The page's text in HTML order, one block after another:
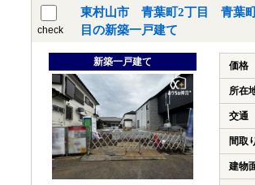
check
東村山市 青葉町2丁目 青葉
目の新築一戸建て
新築一戸建て 価格
所在
交通
間取
建物